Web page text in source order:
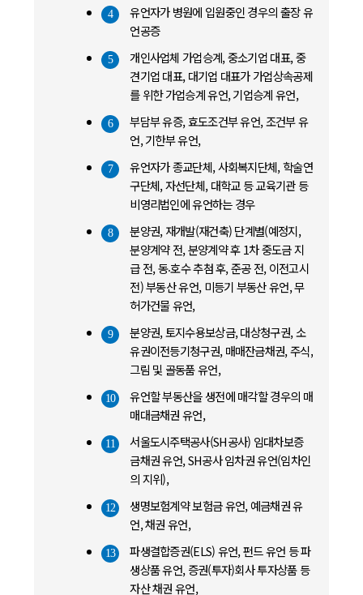
4
유언자가 병원에 입원중인 경우의 출장 유
언공증
5
개인사업체 가업승계, 중소기업 대표, 중
견기업 대표, 대기업 대표가 가업상속공제
를 위한 가업승계 유언, 기업승계 유언,
6
부담부 유증, 효도조건부 유언, 조건부 유
언, 기한부 유언,
7
유언자가 종교단체, 사회복지단체, 학술연
구단체, 자선단체, 대학교 등 교육기관 등
비영리법인에 유언하는 경우
8
분양권, 재개발(재건축) 단계별(예정지,
분양계약 전, 분양계약 후 1차 중도금 지
급 전, 동⸳호수 추첨 후, 준공 전, 이전고시
전) 부동산 유언, 미등기 부동산 유언, 무
허가건물 유언,
9
분양권, 토지수용보상금, 대상청구권, 소
유권이전등기청구권, 매매잔금채권, 주식,
그림 및 골동품 유언,
10
유언할 부동산을 생전에 매각할 경우의 매
매대금채권 유언,
11
서울도시주택공사(SH공사) 임대차보증
금채권 유언, SH공사 임차권 유언(임차인
의 지위),
12
생명보험계약 보험금 유언, 예금채권 유
언, 채권 유언,
13
파생결합증권(ELS) 유언, 펀드 유언 등 파
생상품 유언, 증권(투자)회사 투자상품 등
자산 채권 유언,